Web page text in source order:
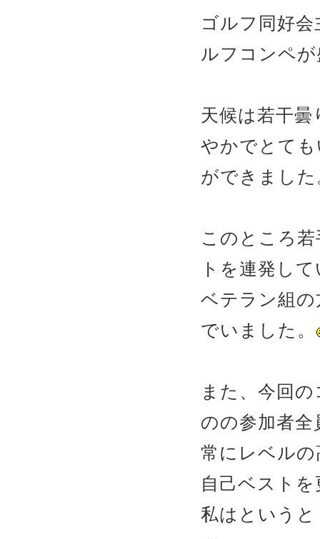
ゴルフ同好
ルフコンペ
天候は若干
やかでとて
ができました
このところ
トを連発し
ベテラン組
でいました。
また、今回
のの参加者
常にレベル
自己ベスト
私はという